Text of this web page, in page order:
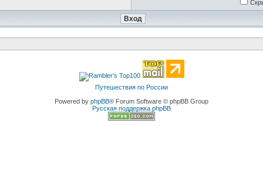
Путешествия по России
Powered by phpBB® Forum Software © phpBB Group
Русская поддержка phpBB